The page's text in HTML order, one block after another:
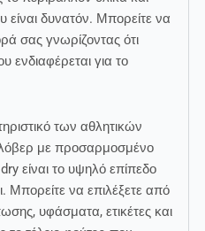
είναι δυνατόν. Μπορείτε να
σας γνωρίζοντας ότι
ενδιαφέρεται για το
των αθλητικών
με προσαρμοσμένο
είναι το υψηλό επίπεδο
Μπορείτε να επιλέξετε από
υφάσματα, ετικέτες και